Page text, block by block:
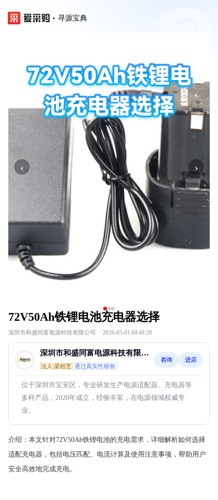
寻源宝典
‹ ›
72V50Ah铁锂电池充电器选择
深圳市和盛同富电源科技有限公司 · 2026-05-01 04:48:28
深圳市和盛同富电源科技有限公
司
法人:梁柏芝 通过真实性核验
咨询 进店
位于深圳市宝安区，专业研发生产电源适配器、充电器等
多样产品，2020年成立，经验丰富，在电源领域权威专
业。
介绍： 本文针对72V50Ah铁锂电池的充电需求，详细解析如何选择
适配充电器，包括电压匹配、电流计算及使用注意事项，帮助用户
安全高效地完成充电。